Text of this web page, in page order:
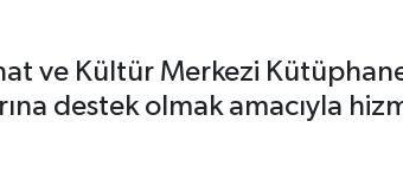
ve Kültür Merkezi
destek olmak amacıyla